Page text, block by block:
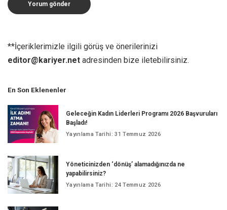
**İçeriklerimizle ilgili görüş ve önerilerinizi
editor@kariyer.net adresinden bize iletebilirsiniz.
En Son Eklenenler
Geleceğin Kadın Liderleri Programı 2026 Başvuruları
Başladı!
Yayınlama Tarihi: 31 Temmuz 2026
Yöneticinizden ‘dönüş’ alamadığınızda ne
yapabilirsiniz?
Yayınlama Tarihi: 24 Temmuz 2026